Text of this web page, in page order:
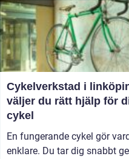
Cykelverkstad i linköping
väljer du rätt hjälp för
cykel
En fungerande cykel gör
enklare. Du tar dig snabbt